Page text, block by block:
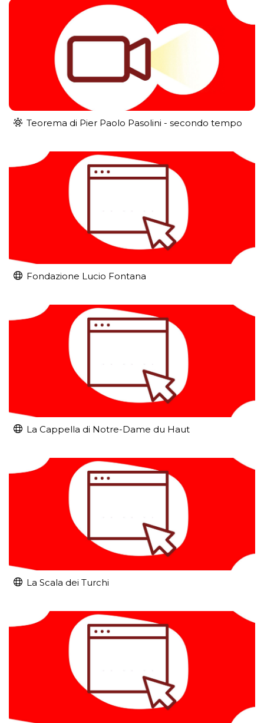
Teorema di Pier Paolo Pasolini - secondo tempo
Fondazione Lucio Fontana
La Cappella di Notre-Dame du Haut
La Scala dei Turchi